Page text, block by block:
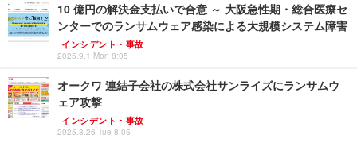
10 億円の解決金支払いで合意 ～ 大阪急性期・総合医療セ
ンターでのランサムウェア感染による大規模システム障害
インシデント・事故
2025.9.1 Mon 8:05
オークワ 連結子会社の株式会社サンライズにランサムウ
ェア攻撃
インシデント・事故
2025.8.26 Tue 8:05